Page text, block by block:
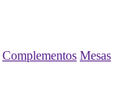
Complementos Mesas